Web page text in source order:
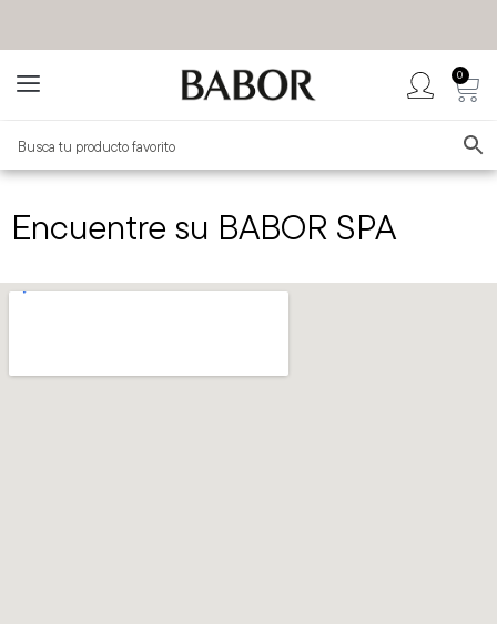
TIENDA OFICIAL
0
Encuentre su BABOR SPA